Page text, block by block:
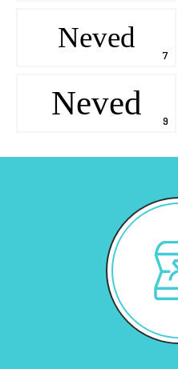
Neved
Neved